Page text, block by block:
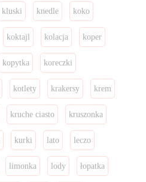
kluski knedle koko
koktajl kolacja koper
kopytka koreczki
kotlety krakersy krem
kruche ciasto kruszonka
kurki lato leczo
limonka lody łopatka